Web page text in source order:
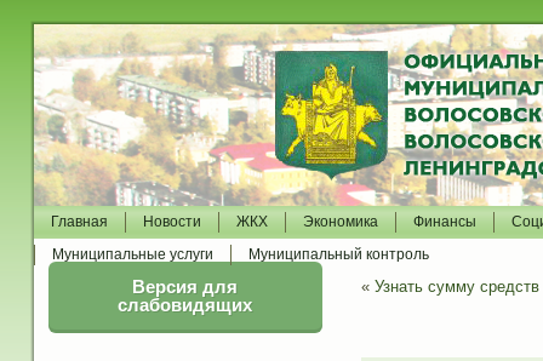
Главная Новости ЖКХ Экономика Финансы
Муниципальные услуги
Муниципальный контроль
Версия для
слабовидящих
« Узнать сумму